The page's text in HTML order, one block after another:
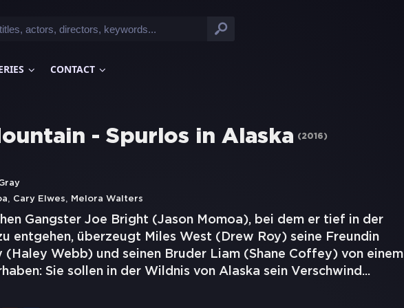
CONTACT
- Spurlos in Alaska (2016)
, Cary Elwes, Melora Walters
Gangster Joe Bright (Jason Momoa), bei dem er tief in der
entgehen, überzeugt Miles West (Drew Roy) seine Freundin
(Haley Webb) und seinen Bruder Liam (Shane Coffey) von einem
Sie sollen in der Wildnis von Alaska sein Verschwind ...